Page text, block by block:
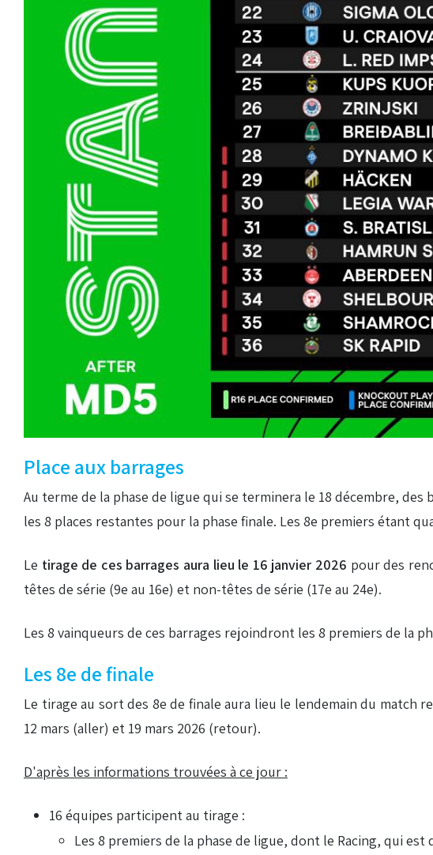
Place aux barrages
Au terme de la phase de ligue qui se terminera le 18 décembre,
les 8 places restantes pour la phase finale. Les 8e premiers étant
Le tirage de ces barrages aura lieu le 16 janvier 2026 pour des
têtes de série (9e au 16e) et non-têtes de série (17e au 24e).
Les 8 vainqueurs de ces barrages rejoindront les 8 premiers de la
Les 8e de finale
Le tirage au sort des 8e de finale aura lieu le lendemain du match
12 mars (aller) et 19 mars 2026 (retour).
D'après les informations trouvées à ce jour :
16 équipes participent au tirage :
Les 8 premiers de la phase de ligue, dont le Racing, qui